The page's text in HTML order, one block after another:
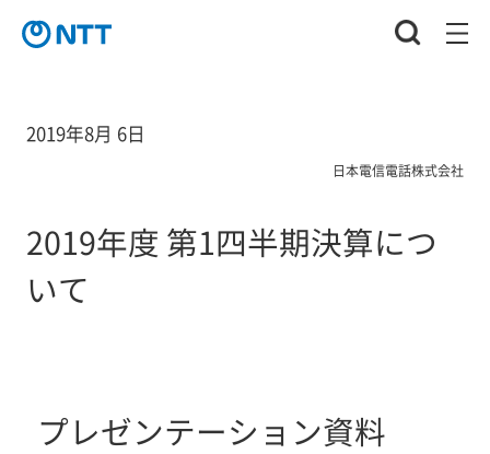
2019年8月 6日
日本電信電話株式会社
2019年度 第1四半期決算につ
いて
プレゼンテーション資料